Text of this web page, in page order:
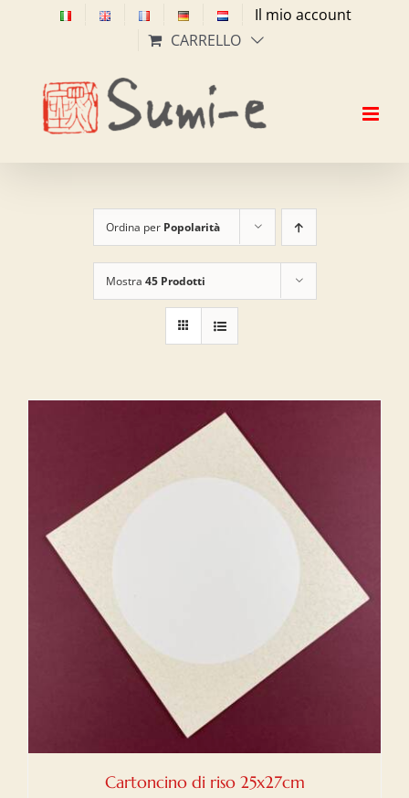
Il mio account
CARRELLO
Ordina per Popolarità
Mostra 45 Prodotti
Cartoncino di riso 25x27cm